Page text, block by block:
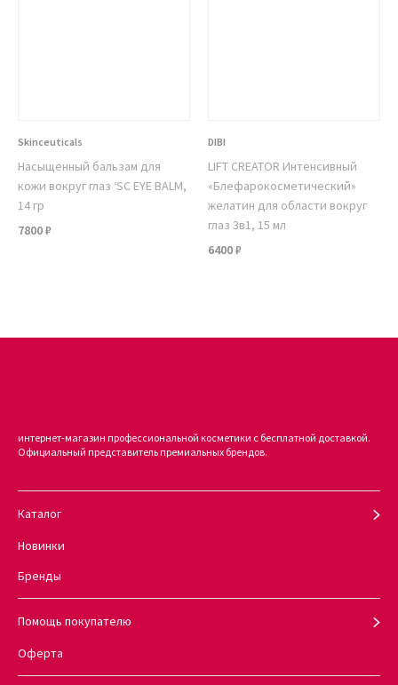
Skinceuticals
Насыщенный бальзам для
кожи вокруг глаз ‘SC EYE BALM,
14 гр
7800 ₽
DIBI
LIFT CREATOR Интенсивный
«Блефарокосметический»
желатин для области вокруг
глаз 3в1, 15 мл
6400 ₽
интернет-магазин профессиональной косметики с бесплатной доставкой.
Официальный представитель премиальных брендов.
Каталог
Новинки
Бренды
Помощь покупателю
Оферта